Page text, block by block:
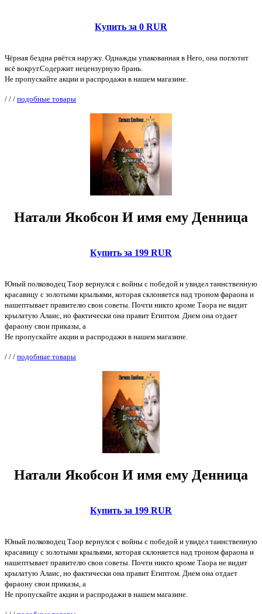
Купить за 0 RUR
Чёрная бездна рвётся наружу. Однажды упакованная в Него, она поглотит
всё вокруг.Содержит нецензурную брань.
Не пропускайте акции и распродажи в нашем магазине.
/ / / подобные товары
Натали Якобсон И имя ему Денница
Купить за 199 RUR
Юный полководец Таор вернулся с войны с победой и увидел таинственную
красавицу с золотыми крыльями, которая склоняется над троном фараона и
нашептывает правителю свои советы. Почти никто кроме Таора не видит
крылатую Алаис, но фактически она правит Египтом. Днем она отдает
фараону свои приказы, а
Не пропускайте акции и распродажи в нашем магазине.
/ / / подобные товары
Натали Якобсон И имя ему Денница
Купить за 199 RUR
Юный полководец Таор вернулся с войны с победой и увидел таинственную
красавицу с золотыми крыльями, которая склоняется над троном фараона и
нашептывает правителю свои советы. Почти никто кроме Таора не видит
крылатую Алаис, но фактически она правит Египтом. Днем она отдает
фараону свои приказы, а
Не пропускайте акции и распродажи в нашем магазине.